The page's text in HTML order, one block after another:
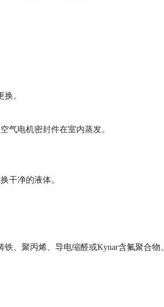
。
气电机密封件在室内蒸发。
干净的液体。
、聚丙烯、导电缩醛或Kynar含氟聚合物。